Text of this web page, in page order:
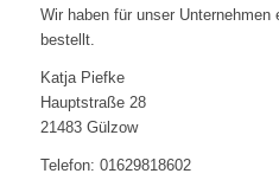
Wir haben für unser
bestellt.
Katja Piefke
Hauptstraße 28
21483 Gülzow
Telefon: 01629818602